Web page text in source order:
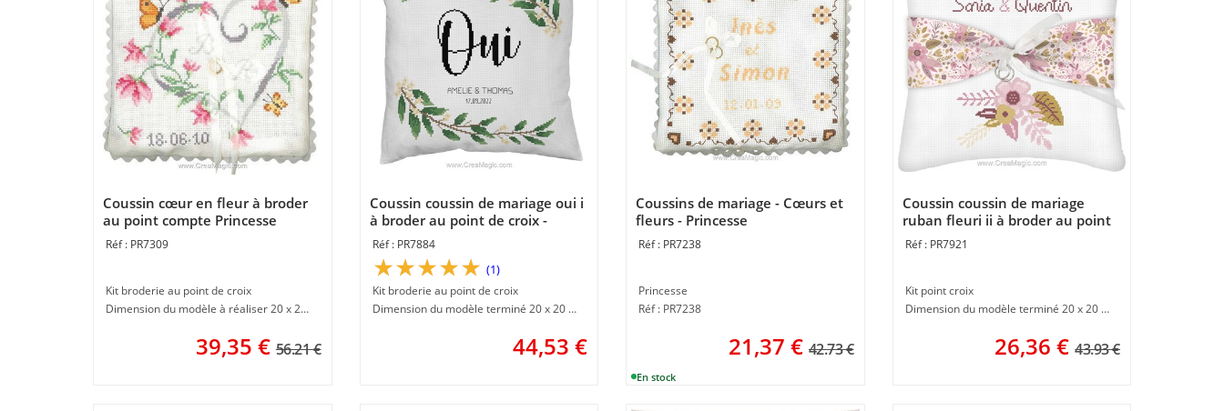
Coussin cœur en fleur à broder
au point compte Princesse
PR7309
Kit broderie au point de croix
Dimension du modèle à réaliser 20 x 20 cm
39,35 € 56.21 €
Coussin coussin de mariage oui i
à broder au point de croix -
Princesse
PR7884
(1)
Kit broderie au point de croix
Dimension du modèle terminé 20 x 20 cm
44,53 €
Coussins de mariage - Cœurs et
fleurs - Princesse
PR7238
Princesse
Réf : PR7238
21,37 € 42.73 €
Coussin coussin de mariage
ruban fleuri ii à broder au point
de croix - Princesse
PR7921
Kit point croix
Dimension du modèle terminé 20 x 20 cm
26,36 € 43.93 €